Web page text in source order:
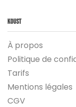
Koust
À propos
Politique de
Tarifs
Mentions légales
CGV